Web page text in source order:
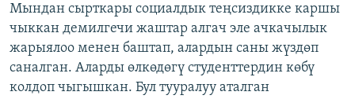
Мындан сырткары социалдык теңсиздикке каршы
чыккан демилгечи жаштар алгач эле ачкачылык
жарыялоо менен баштап, алардын саны жүздөп
саналган. Аларды өлкөдөгү студенттердин көбү
колдоп чыгышкан. Бул тууралуу аталган